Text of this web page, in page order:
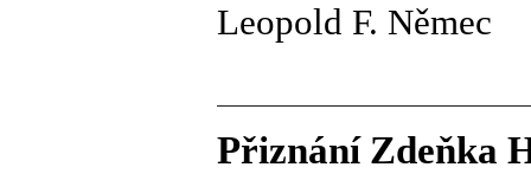
Leopold F. Němec
Přiznání Zdeňka